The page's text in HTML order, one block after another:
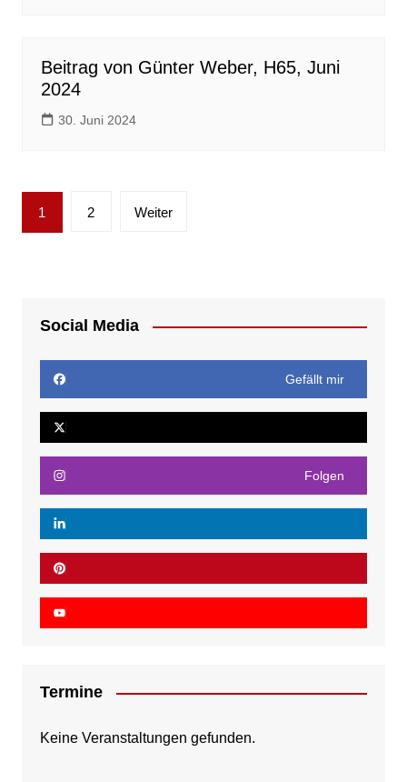
Beitrag von Günter Weber, H65, Juni
2024
30. Juni 2024
Seitennummerierung
der
1 2 Weiter
Social Media
Gefällt mir
Folgen
Termine
Keine Veranstaltungen gefunden.